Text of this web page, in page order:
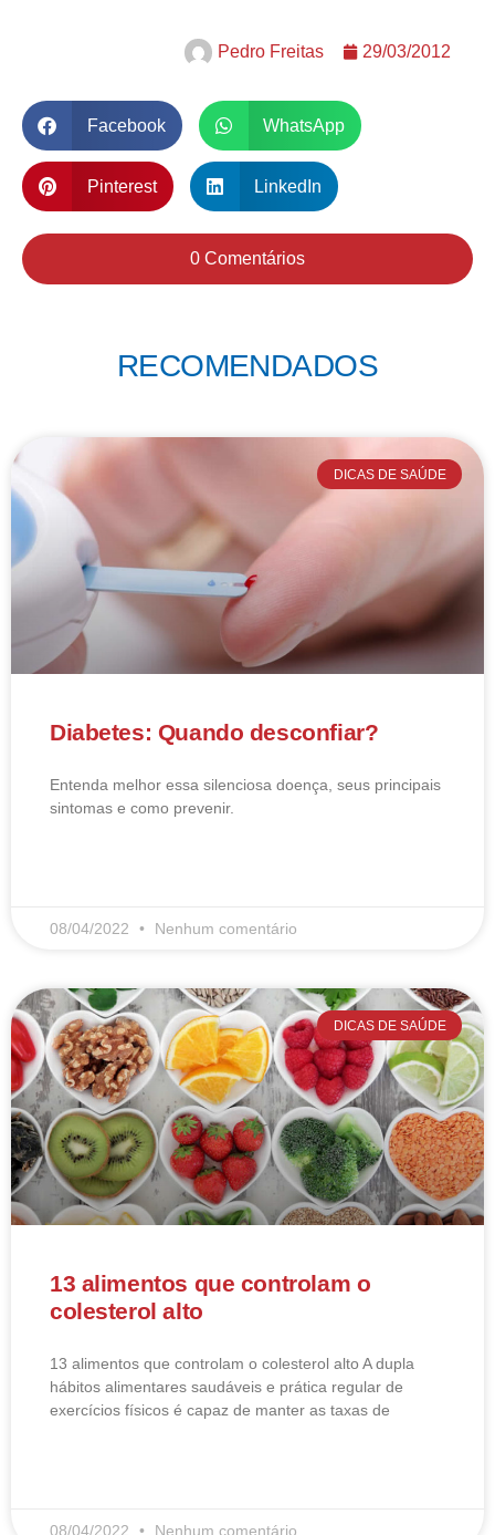
Pedro Freitas 29/03/2012
Facebook WhatsApp
Pinterest LinkedIn
0 Comentários
RECOMENDADOS
DICAS DE SAÚDE
Diabetes: Quando desconfiar?
Entenda melhor essa silenciosa doença, seus principais
sintomas e como prevenir.
08/04/2022 Nenhum comentário
DICAS DE SAÚDE
13 alimentos que controlam o
colesterol alto
13 alimentos que controlam o colesterol alto​ A dupla
hábitos alimentares saudáveis e prática regular de
exercícios físicos é capaz de manter as taxas de
08/04/2022 Nenhum comentário